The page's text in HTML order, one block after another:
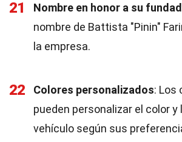
21 Nombre en honor a su
nombre de Battista "Pinin"
la empresa.
22 Colores personalizados: Los
pueden personalizar el color y
vehículo según sus